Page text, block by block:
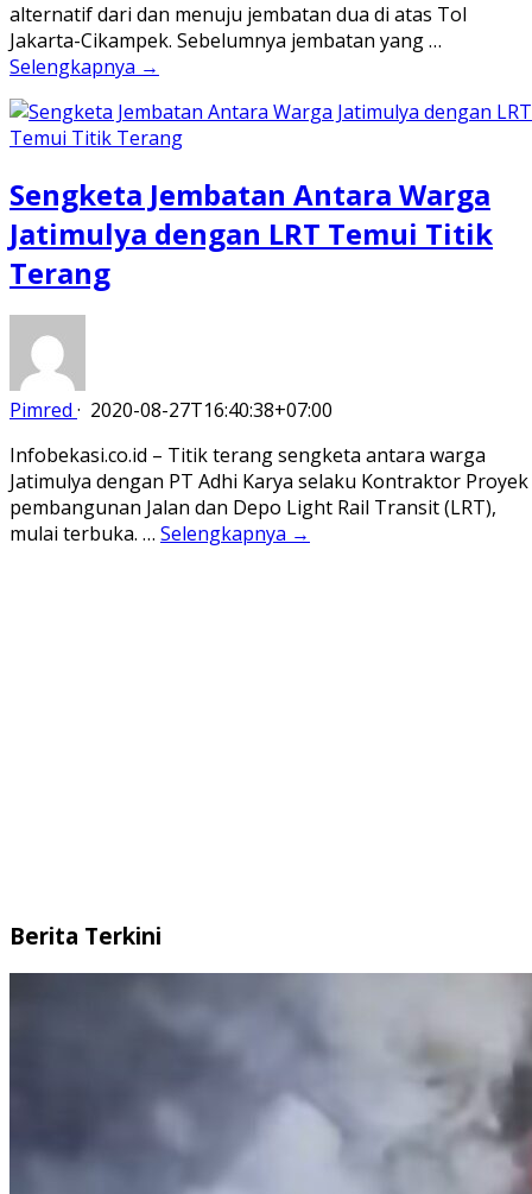
alternatif dari dan menuju jembatan dua di atas Tol
Jakarta-Cikampek. Sebelumnya jembatan yang …
Selengkapnya →
Sengketa Jembatan Antara Warga
Jatimulya dengan LRT Temui Titik
Terang
Pimred · 2020-08-27T16:40:38+07:00
Infobekasi.co.id – Titik terang sengketa antara warga
Jatimulya dengan PT Adhi Karya selaku Kontraktor Proyek
pembangunan Jalan dan Depo Light Rail Transit (LRT),
mulai terbuka. … Selengkapnya →
Berita Terkini